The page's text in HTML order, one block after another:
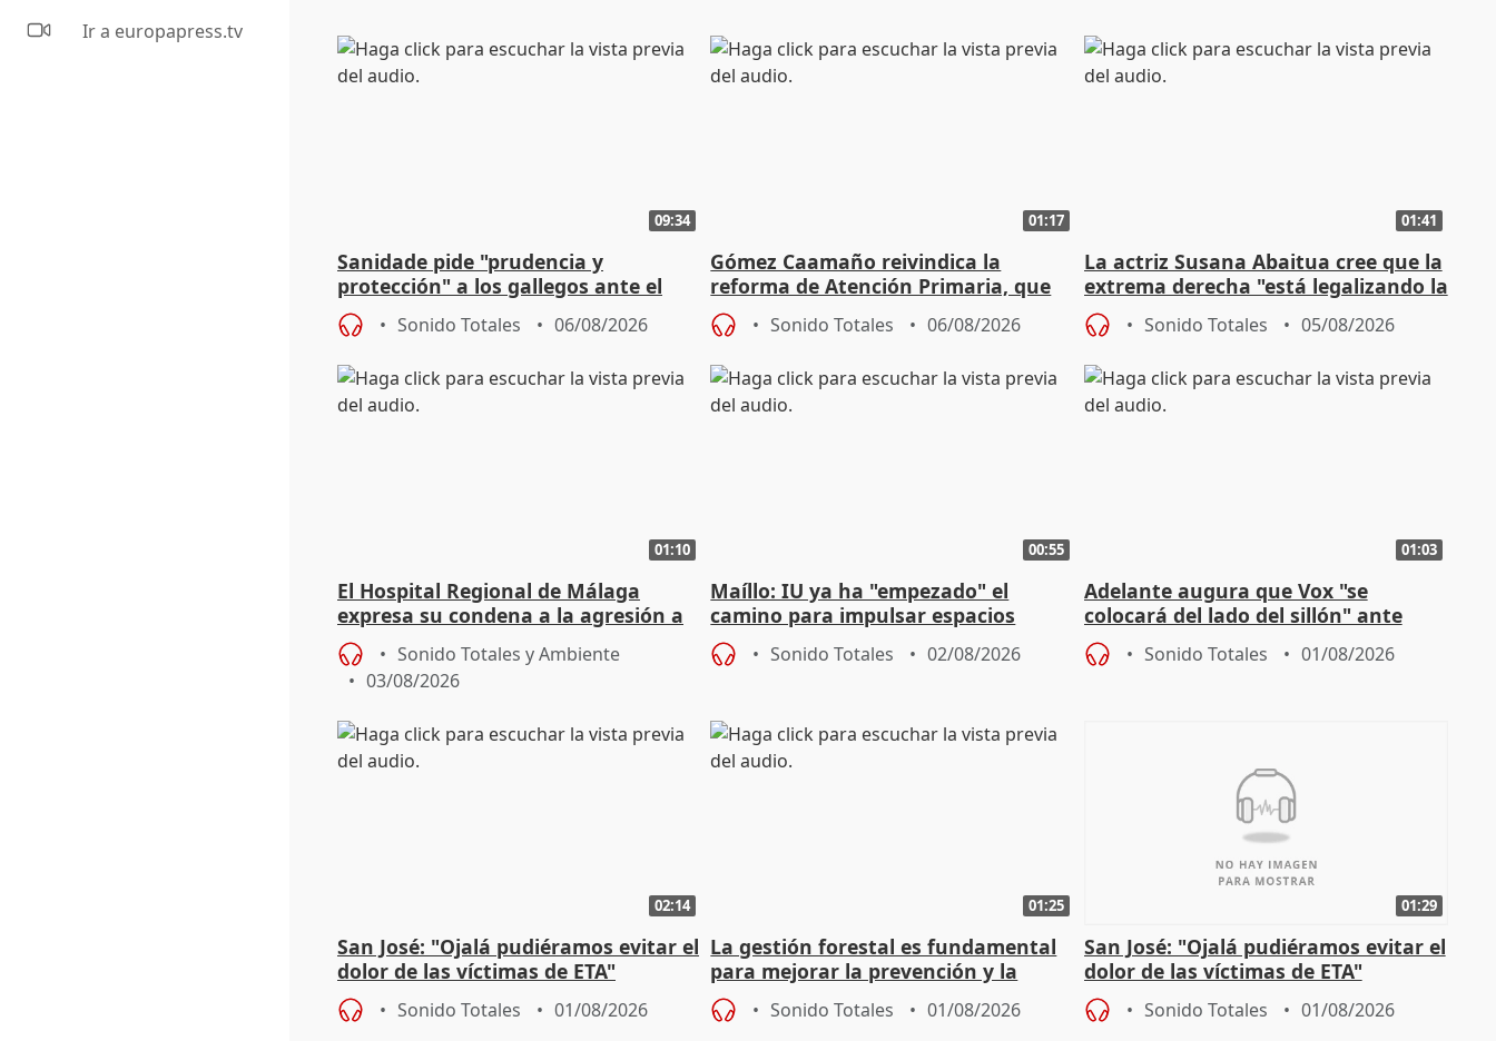
Ir a europapress.tv
09:34
Sanidade pide "prudencia y
protección" a los gallegos ante el
eclipse del 12 de agosto
Sonido Totales 06/08/2026
01:17
Gómez Caamaño reivindica la
reforma de Atención Primaria, que
reforzará la autogestión
Sonido Totales 06/08/2026
01:41
La actriz Susana Abaitua cree que la
extrema derecha "está legalizando la
homofobia"
Sonido Totales 05/08/2026
01:10
El Hospital Regional de Málaga
expresa su condena a la agresión a
dos enfermeras de Urgencias
Sonido Totales y Ambiente
03/08/2026
00:55
Maíllo: IU ya ha "empezado" el
camino para impulsar espacios
unitarios para las municipales
Sonido Totales 02/08/2026
01:03
Adelante augura que Vox "se
colocará del lado del sillón" ante
iniciativas de la oposición
Sonido Totales 01/08/2026
02:14
San José: "Ojalá pudiéramos evitar el
dolor de las víctimas de ETA"
Sonido Totales 01/08/2026
01:25
La gestión forestal es fundamental
para mejorar la prevención y la
actuación frente a incendios
Sonido Totales 01/08/2026
01:29
San José: "Ojalá pudiéramos evitar el
dolor de las víctimas de ETA"
Sonido Totales 01/08/2026